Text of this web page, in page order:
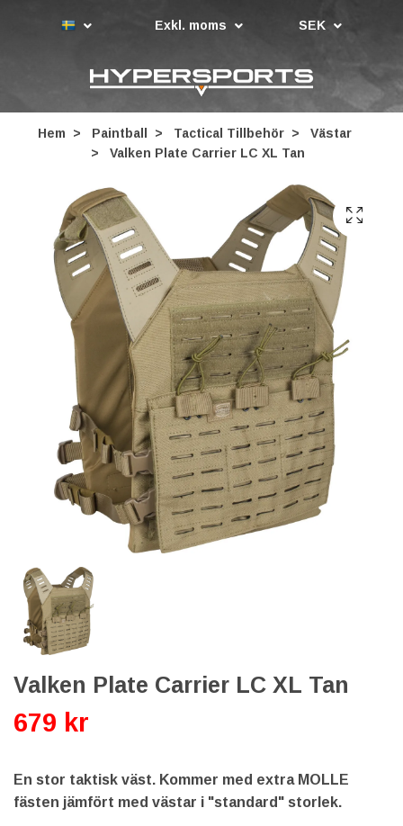
Exkl. moms SEK
Hem Paintball Tactical Tillbehör
Västar
Valken Plate Carrier LC XL Tan
Valken Plate Carrier LC XL Tan
679 kr
En stor taktisk väst. Kommer med extra MOLLE
fästen jämfört med västar i "standard" storlek.